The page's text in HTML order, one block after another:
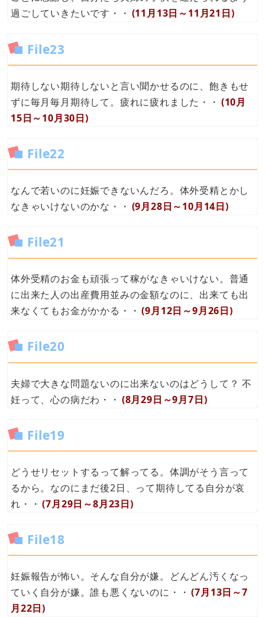
過ごしていきたいです・・ (11月13日～11月21日)
File23
期待しない期待しないと言い聞かせるのに、飽きもせ
ずに毎月毎月期待して。疲れに疲れました・・ (10月
15日～10月30日)
File22
なんで若いのに妊娠できないんだろ。体外受精とかし
なきゃいけないのかな・・ (9月28日～10月14日)
File21
体外受精のお金も頑張って稼がなきゃいけない。普通
に出来た人の出産費用並みの金額なのに、出来ても出
来なくてもお金がかかる・・ (9月12日～9月26日)
File20
夫婦で大きな問題ないのに出来ないのはどうして？ 不
妊って、心の病だわ・・ (8月29日～9月7日)
File19
どうせリセットするって解ってる。体調がそう言って
るから。なのにまだ後2日、って期待してる自分が哀
れ・・ (7月29日～8月23日)
File18
妊娠報告が怖い。そんな自分が嫌。どんどん汚くなっ
ていく自分が嫌。誰も悪くないのに・・ (7月13日～7
月22日)